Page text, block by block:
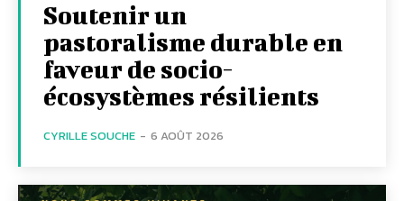
Soutenir un
pastoralisme durable en
faveur de socio-
écosystèmes résilients
CYRILLE SOUCHE - 6 AOÛT 2026